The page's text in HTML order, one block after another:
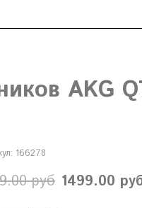
AKG
166278
руб 1499.00